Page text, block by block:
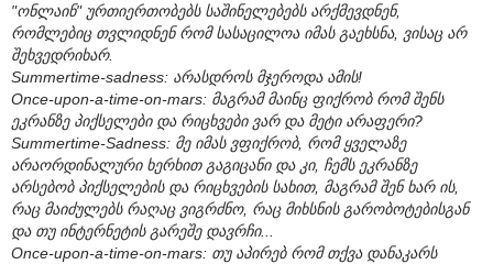
"ონლაინ" ურთიერთობებს საშინელებებს არქმევდნენ,
რომლებიც თვლიდნენ რომ სასაცილოა იმას გაეხსნა, ვისაც არ
შეხვედრიხარ.
Summertime-sadness: არასდროს მჯეროდა ამის!
Once-upon-a-time-on-mars: მაგრამ მაინც ფიქრობ რომ შენს
ეკრანზე პიქსელები და რიცხვები ვარ და მეტი არაფერი?
Summertime-Sadness: მე იმას ვფიქრობ, რომ ყველაზე
არაორდინალური ხერხით გაგიცანი და კი, ჩემს ეკრანზე
არსებობ პიქსელების და რიცხვების სახით, მაგრამ შენ ხარ ის,
რაც მაიძულებს რაღაც ვიგრძნო, რაც მიხსნის გარობოტებისგან
და თუ ინტერნეტის გარეშე დავრჩი...
Once-upon-a-time-on-mars: თუ აპირებ რომ თქვა დანაკარს